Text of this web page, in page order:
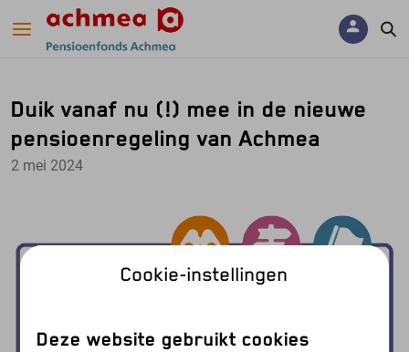
Navigatie overslaan
Duik vanaf nu (!) mee in de nieuwe
pensioenregeling van Achmea
2 mei 2024
Cookie-instellingen
Deze website gebruikt cookies